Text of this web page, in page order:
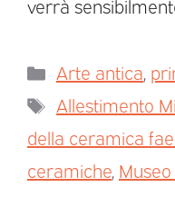
verrà
Arte antica
Allestimento
della ceramica
ceramiche